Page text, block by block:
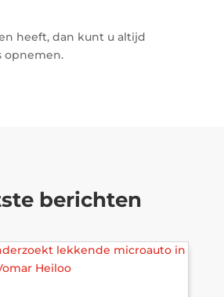
heeft, dan kunt u altijd
opnemen.
berichten